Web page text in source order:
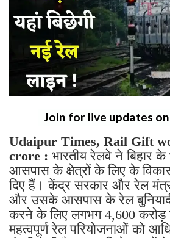
Join for live updates on
Udaipur Times, Rail Gift
crore : भारतीय रेलवे ने बिहार
आसपास के क्षेत्रों के लिए के
दिए हैं। केंद्र सरकार और रेल
और उसके आसपास के रेल
करने के लिए लगभग 4,600 करोड़
महत्वपूर्ण रेल परियोजनाओं को